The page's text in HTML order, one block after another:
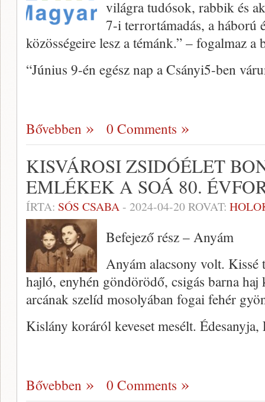
világra tudósok, rabbik és
7-i terrortámadás, a háború
közösségeire lesz a témánk.” – fogalmaz a
“Június 9-én egész nap a Csányi5-ben
Bővebben 0 Comments
KISVÁROSI ZSIDÓÉLET
EMLÉKEK A SOÁ 80.
ÍRTA: SÓS CSABA- 2024-04-20ROVAT:
Befejező rész – Anyám
Anyám alacsony volt. Kissé
hajló, enyhén göndörödő, csigás barna haj
arcának szelíd mosolyában fogai fehér
Kislány koráról keveset mesélt.
Bővebben 0 Comments